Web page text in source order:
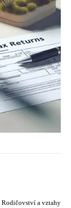
Rodičovství a vztahy